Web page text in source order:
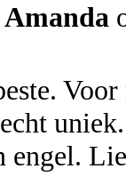
Amanda
engel.